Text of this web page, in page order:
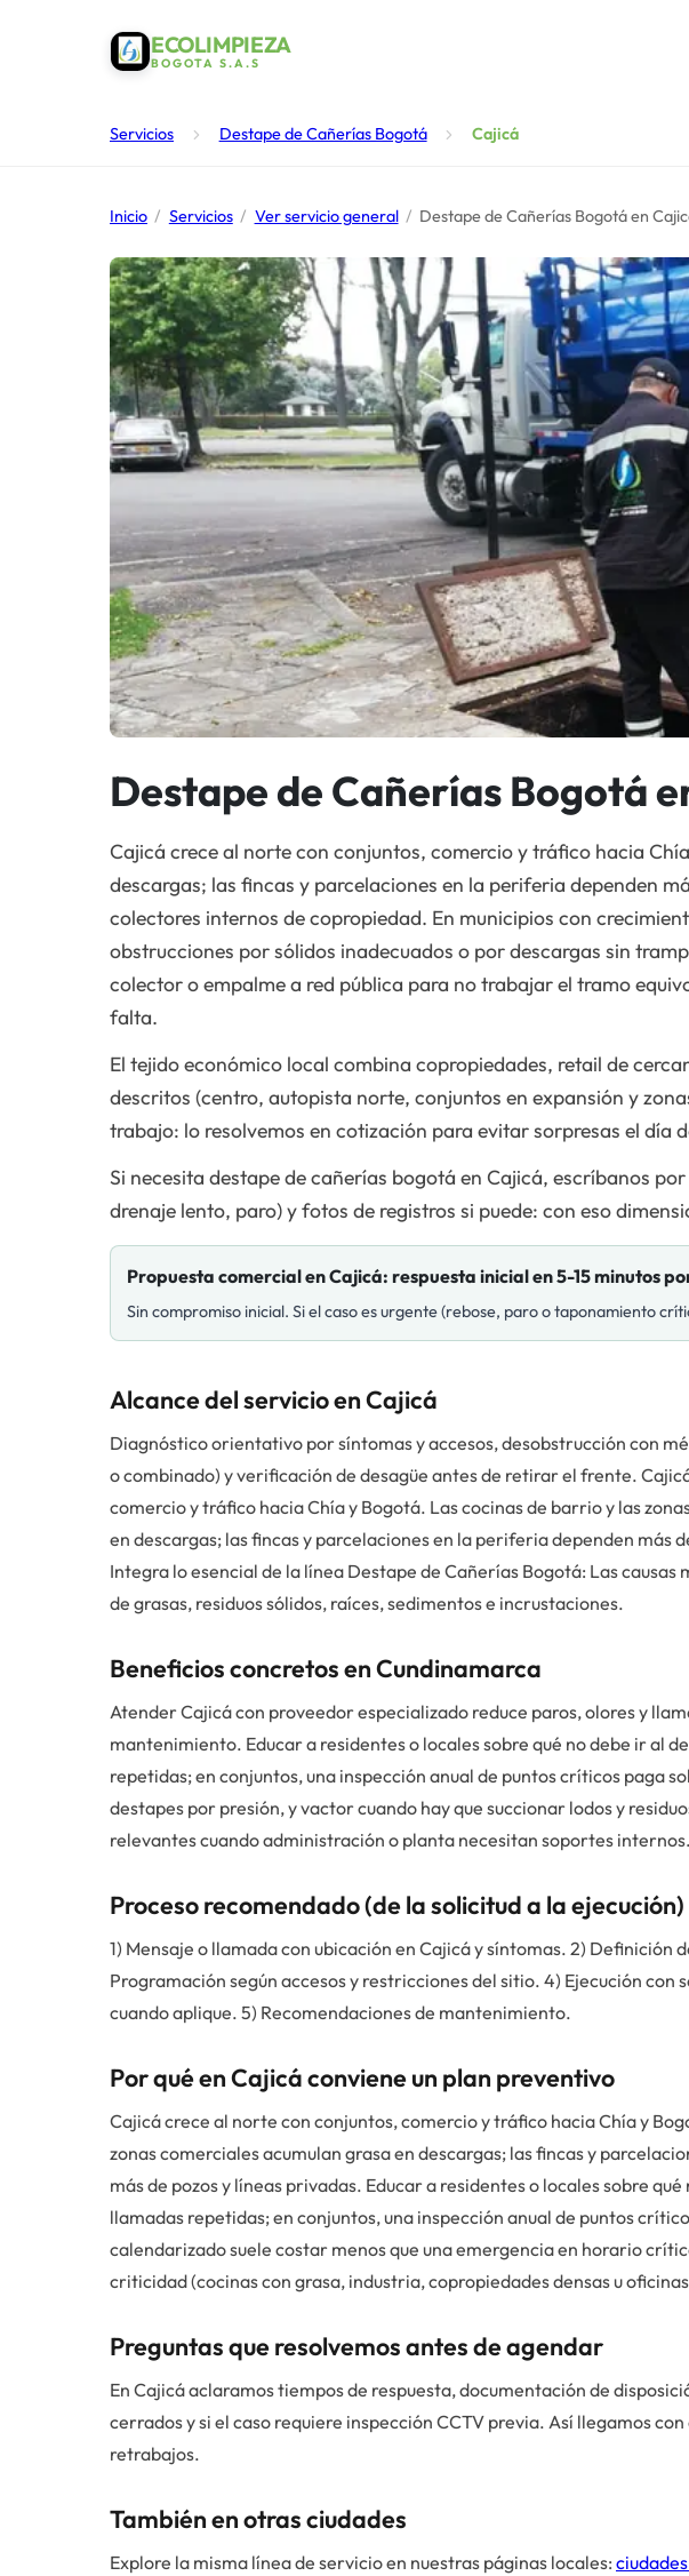
ECOLIMPIEZA
BOGOTA S.A.S
Servicios Destape de Cañerías Bogotá Cajicá
Inicio / Servicios / Ver servicio general / Destape de Cañerías Bogotá en
Destape de Cañerías Bogotá
Cajicá crece al norte con conjuntos, comercio y tráfico hacia
descargas; las fincas y parcelaciones en la periferia dependen
colectores internos de copropiedad. En municipios con
obstrucciones por sólidos inadecuados o por descargas sin
colector o empalme a red pública para no trabajar el tramo
falta.
El tejido económico local combina copropiedades, retail de
descritos (centro, autopista norte, conjuntos en expansión y
trabajo: lo resolvemos en cotización para evitar sorpresas el día
Si necesita destape de cañerías bogotá en Cajicá, escríbanos
drenaje lento, paro) y fotos de registros si puede: con eso
Propuesta comercial enCajicá: respuesta inicial en 5-15 minutos
Sin compromiso inicial. Si el caso es urgente (rebose, paro o taponamiento
Alcance del servicio en Cajicá
Diagnóstico orientativo por síntomas y accesos, desobstrucción con
o combinado) y verificación de desagüe antes de retirar el frente.
comercio y tráfico hacia Chía y Bogotá. Las cocinas de barrio y las
en descargas; las fincas y parcelaciones en la periferia dependen más
Integra lo esencial de la línea Destape de Cañerías Bogotá: Las causas
de grasas, residuos sólidos, raíces, sedimentos e incrustaciones.
Beneficios concretos en Cundinamarca
Atender Cajicá con proveedor especializado reduce paros, olores y
mantenimiento. Educar a residentes o locales sobre qué no debe ir al
repetidas; en conjuntos, una inspección anual de puntos críticos paga
destapes por presión, y vactor cuando hay que succionar lodos y
relevantes cuando administración o planta necesitan soportes internos.
Proceso recomendado (de la solicitud a la ejecución)
1) Mensaje o llamada con ubicación en Cajicá y síntomas. 2) Definición
Programación según accesos y restricciones del sitio. 4) Ejecución con
cuando aplique. 5) Recomendaciones de mantenimiento.
Por qué en Cajicá conviene un plan preventivo
Cajicá crece al norte con conjuntos, comercio y tráfico hacia Chía y
zonas comerciales acumulan grasa en descargas; las fincas y
más de pozos y líneas privadas. Educar a residentes o locales sobre
llamadas repetidas; en conjuntos, una inspección anual de puntos
calendarizado suele costar menos que una emergencia en horario
criticidad (cocinas con grasa, industria, copropiedades densas u
Preguntas que resolvemos antes de agendar
En Cajicá aclaramos tiempos de respuesta, documentación de
cerrados y si el caso requiere inspección CCTV previa. Así llegamos
retrabajos.
También en otras ciudades
Explore la misma línea de servicio en nuestras páginas locales: